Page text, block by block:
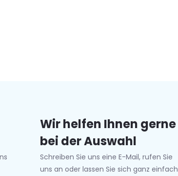
Wir helfen Ihnen gerne
bei der Auswahl
Schreiben Sie uns eine E-Mail, rufen Sie
uns an oder lassen Sie sich ganz einfach